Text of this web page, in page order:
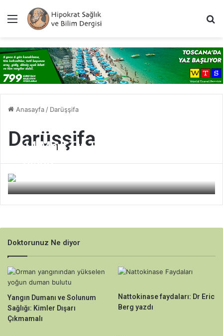
Menü
Anasayfa / Darüşşifa
Darüşşifa
14 Mart Tıp Bayramı Kutlu
olsun
Doktorunuz Ne diyor
Yangın Dumanı ve Solunum
Sağlığı: Kimler Dışarı
Çıkmamalı
Nattokinase faydaları: Dr Eric
Berg yazdı